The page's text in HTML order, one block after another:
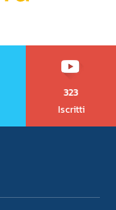
323
Iscritti